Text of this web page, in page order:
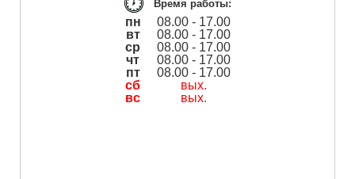
Время работы:
пн
08.00 - 17.00
вт
08.00 - 17.00
ср
08.00 - 17.00
чт
08.00 - 17.00
пт
08.00 - 17.00
сб
вых.
вс
вых.